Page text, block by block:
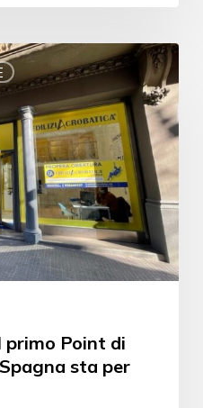
primo Point di
sta per